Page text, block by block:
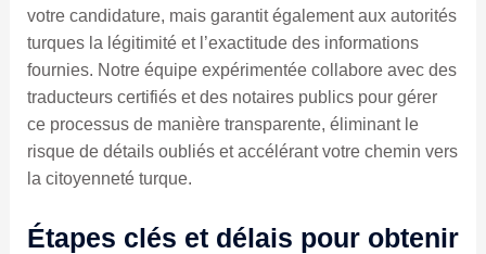
votre candidature, mais garantit également aux autorités
turques la légitimité et l’exactitude des informations
fournies. Notre équipe expérimentée collabore avec des
traducteurs certifiés et des notaires publics pour gérer
ce processus de manière transparente, éliminant le
risque de détails oubliés et accélérant votre chemin vers
la citoyenneté turque.
Étapes clés et délais pour obtenir